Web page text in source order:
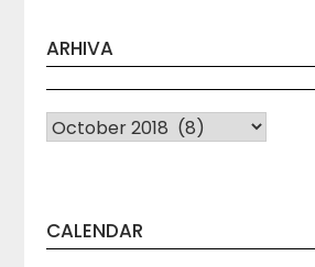
ARHIVA
Arhiva
CALENDAR